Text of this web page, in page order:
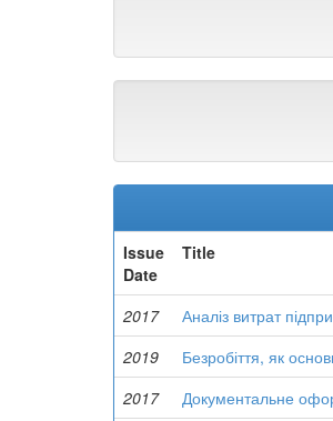
Issue
Date
Title
2017 Аналіз витрат
2019
Безробіття, як
2017
Документальне